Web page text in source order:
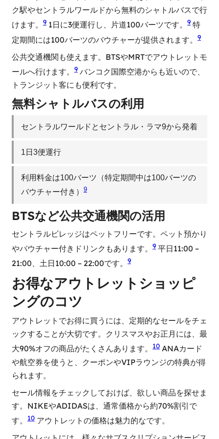
ク駅やセントラルワールドから無料のシャトルバスで行
けます。
9 1日に3便運行し、片道100バーツです。 9 特
定期間には100バーツのバウチャーが提供されます。
9
公共交通機関も使えます。BTSやMRTでアウトレットモ
ールへ行けます。
9 バンコク国際空港からも近いので、
トランジット客にも便利です。
無料シャトルバスの利用
セントラルワールドとセントラル・ラマ9から発着
1日3便運行
利用料金は100バーツ（特定期間中は100バーツの
バウチャー付き） 9
BTSなど公共交通機関の活用
セントラルビレッジはペットフリーです。ペット預かり
やバウチャー付きドリンクもあります。
9 平日11:00 –
21:00、土日10:00 – 22:00です。
9
お得なアウトレットショッピ
ングのコツ
アウトレットでお得に買うには、定期的なセールをチェ
ックすることが大切です。クリスマスやお正月には、最
大90%オフの商品がたくさんあります。
10 ANAカード
や航空券を使うと、クーポンやVIPラウンジの特典が得
られます。
セール情報をチェックしておけば、欲しい商品を探せま
す。NIKEやADIDASは、通常価格から約70%割引で
す。
10 アウトレットの価格は魅力的なです。